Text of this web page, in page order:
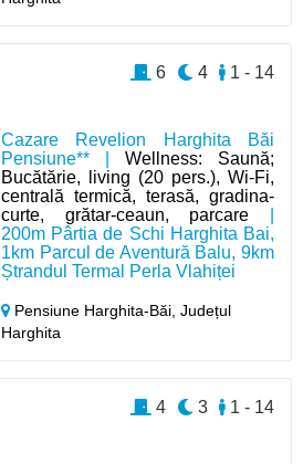
Cazare Revelion Harghita Băi
Pensiune** |Wellness: Saună;
Bucătărie, living (20 pers.), Wi-Fi,
centrală termică, terasă, gradina-
curte, grătar-ceaun, parcare
200m Pârtia de Schi Harghita Bai,
1km Parcul de Aventură Balu, 9km
Ștrandul Termal Perla Vlahiței
Pensiune Harghita-Băi,Județul
Harghita
1 - 14
4
6
1 - 14
3
4